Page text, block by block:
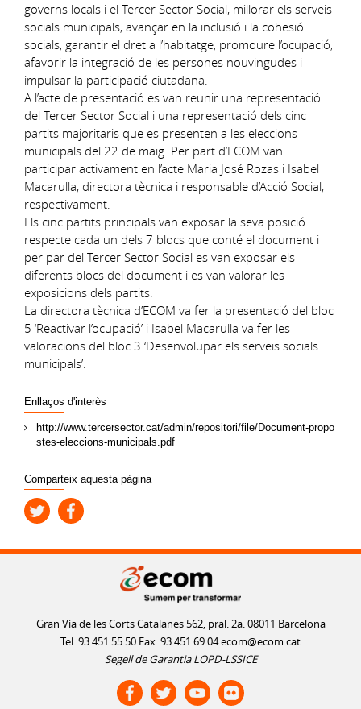
governs locals i el Tercer Sector Social, millorar els serveis
socials municipals, avançar en la inclusió i la cohesió
socials, garantir el dret a l’habitatge, promoure l’ocupació,
afavorir la integració de les persones nouvingudes i
impulsar la participació ciutadana.
A l’acte de presentació es van reunir una representació
del Tercer Sector Social i una representació dels cinc
partits majoritaris que es presenten a les eleccions
municipals del 22 de maig. Per part d’ECOM van
participar activament en l’acte Maria José Rozas i Isabel
Macarulla, directora tècnica i responsable d’Acció Social,
respectivament.
Els cinc partits principals van exposar la seva posició
respecte cada un dels 7 blocs que conté el document i
per par del Tercer Sector Social es van exposar els
diferents blocs del document i es van valorar les
exposicions dels partits.
La directora tècnica d’ECOM va fer la presentació del bloc
5 ‘Reactivar l’ocupació’ i Isabel Macarulla va fer les
valoracions del bloc 3 ‘Desenvolupar els serveis socials
municipals’.
Enllaços d'interès
http://www.tercersector.cat/admin/repositori/file/Document-propo
stes-eleccions-municipals.pdf
Comparteix aquesta pàgina
Gran Via de les Corts Catalanes 562, pral. 2a. 08011 Barcelona
Tel. 93 451 55 50 Fax. 93 451 69 04ecom@ecom.cat
Segell de Garantia LOPD-LSSICE